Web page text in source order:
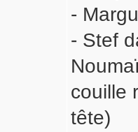
-
- Stef
couille
tête)